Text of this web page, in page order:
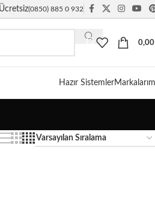
(0850) 885 0 932
Hazır Sistemler